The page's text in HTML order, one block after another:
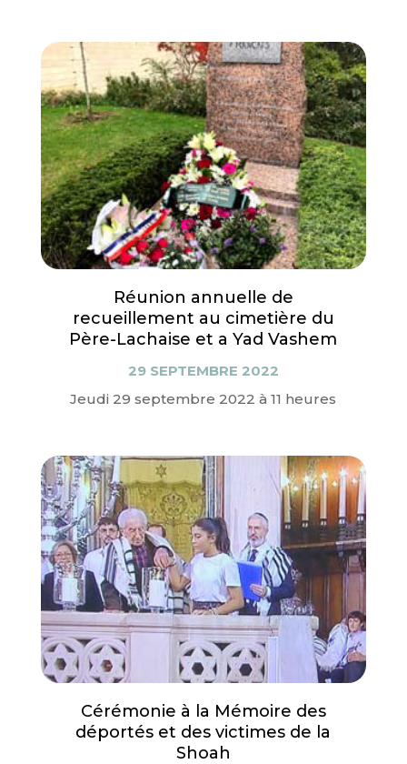
Réunion annuelle de
recueillement au cimetière du
Père-Lachaise et a Yad Vashem
29 SEPTEMBRE 2022
Jeudi 29 septembre 2022 à 11 heures
Cérémonie à la Mémoire des
déportés et des victimes de la
Shoah